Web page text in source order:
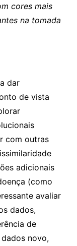
cores mais
na tomada
dar
de vista
com outras
adicionais
(como
avaliar
dados,
de
novo,